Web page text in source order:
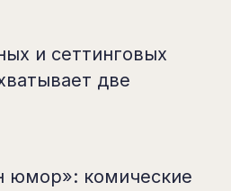
и сеттинговых
две
юмор»: комические